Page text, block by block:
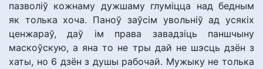
пазволіў кожнаму дужшаму глуміцца над бедным
як толька хоча. Паноў заўсім увольніў ад усякіх
ценжараў, даў ім права завадзіць паншчыну
маскоўскую, а яна то не тры дай не шэсць дзён з
хаты, но 6 дзён з душы рабочай. Мужыку не толька